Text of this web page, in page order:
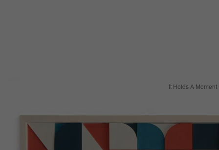
It Holds A Moment